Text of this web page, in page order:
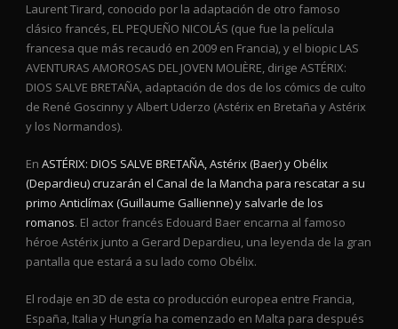
Laurent Tirard, conocido por la adaptación de otro famoso
clásico francés, EL PEQUEÑO NICOLÁS (que fue la película
francesa que más recaudó en 2009 en Francia), y el biopic LAS
AVENTURAS AMOROSAS DEL JOVEN MOLIÈRE, dirige ASTÉRIX:
DIOS SALVE BRETAÑA, adaptación de dos de los cómics de culto
de René Goscinny y Albert Uderzo (Astérix en Bretaña y Astérix
y los Normandos).
En ASTÉRIX: DIOS SALVE BRETAÑA, Astérix (Baer) y Obélix
(Depardieu) cruzarán el Canal de la Mancha para rescatar a su
primo Anticlímax (Guillaume Gallienne) y salvarle de los
romanos. El actor francés Edouard Baer encarna al famoso
héroe Astérix junto a Gerard Depardieu, una leyenda de la gran
pantalla que estará a su lado como Obélix.
El rodaje en 3D de esta co producción europea entre Francia,
España, Italia y Hungría ha comenzado en Malta para después